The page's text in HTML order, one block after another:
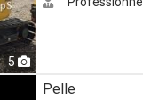
5
27 Meter Telescooparm
Pelle